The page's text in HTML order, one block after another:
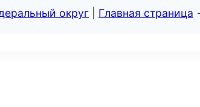
округ Главная страница